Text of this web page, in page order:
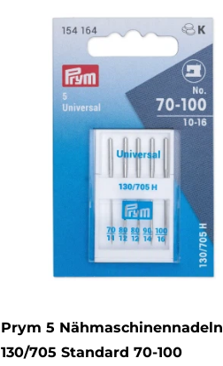
Prym 5 Nähmaschinennadeln
130/705 Standard 70-100